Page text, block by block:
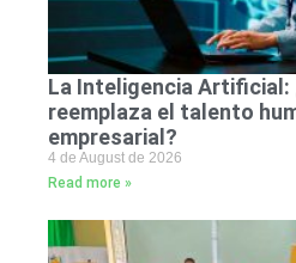
La Inteligencia
reemplaza el talento
empresarial?
4 de August de 2026
Read more »